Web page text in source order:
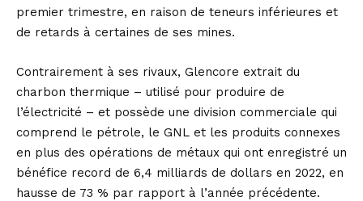
premier trimestre, en raison de teneurs inférieures et
de retards à certaines de ses mines.
Contrairement à ses rivaux, Glencore extrait du
charbon thermique – utilisé pour produire de
l’électricité – et possède une division commerciale qui
comprend le pétrole, le GNL et les produits connexes
en plus des opérations de métaux qui ont enregistré un
bénéfice record de 6,4 milliards de dollars en 2022, en
hausse de 73 % par rapport à l’année précédente.